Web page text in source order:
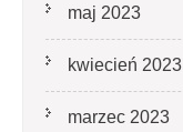
maj 2023
kwiecień 2023
marzec 2023